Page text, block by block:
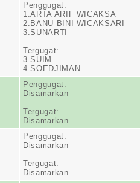
Penggugat:
1.ARTA ARIF WICAKSA
2.BANU BINI WICAKSARI
3.SUNARTI
Tergugat:
3.SUIM
4.SOEDJIMAN
Penggugat:
Disamarkan
Tergugat:
Disamarkan
Penggugat:
Disamarkan
Tergugat:
Disamarkan